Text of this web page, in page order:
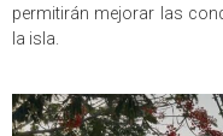
permitirán mejorar las
la isla.